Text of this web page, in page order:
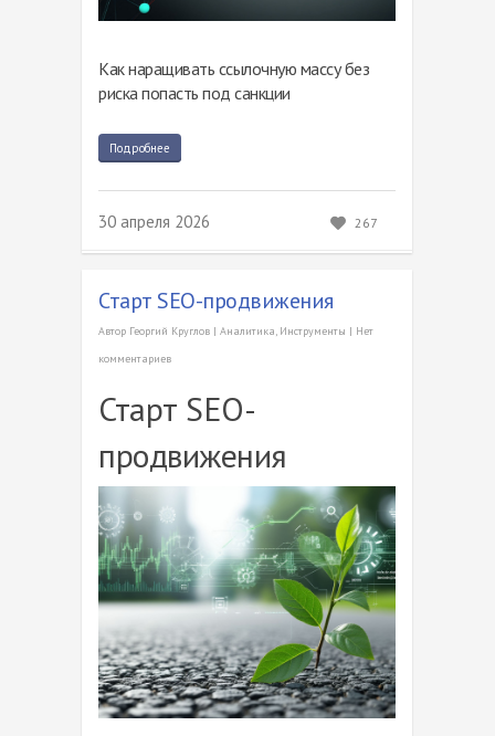
Как наращивать ссылочную массу без
риска попасть под санкции
Подробнее
30 апреля 2026 267
Старт SEO-продвижения
Автор Георгий Круглов | Аналитика, Инструменты | Нет
комментариев
Старт SEO-
продвижения